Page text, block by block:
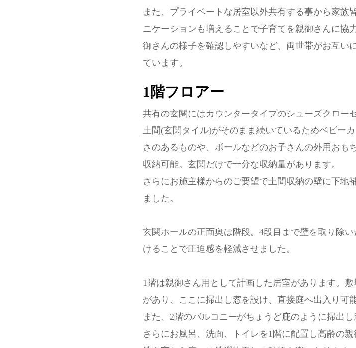
また、プライベートな居室以外共有する事から家族
ニケーションも増えることで子育てを親御さんに協
御さんの様子を確認しやすいなど、両世帯がお互い
ています。
1階フロアー
共有の玄関にはカウンタータイプのシューズクロー
土間(玄関タイル)がそのまま続いているためベビー
さのあるものや、ボールなどのお子さんの外用おも
収納可能。玄関だけで十分な収納量があります。
さらにお施主様からのご要望で土間収納の壁に下地
ました。
玄関ホールの正面奥は階段。4段目まで壁を取り除
けることで圧迫感を軽減させました。
1階は親御さん用として計画した居室があります。
があり、ここに掃出し窓を設け、直接庭へ出入り可
また、2階のバルコニーがちょうど庇のように掃出
さらにお風呂、洗面、トイレを1階に配置し高齢の